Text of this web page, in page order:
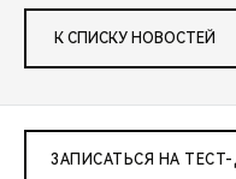
К СПИСКУ НОВОСТЕЙ
ЗАПИСАТЬСЯ НА